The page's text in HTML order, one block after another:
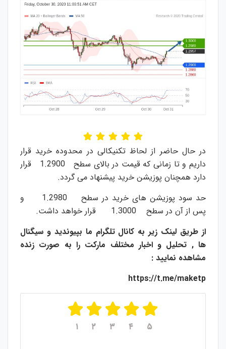
در حال حاضر از لحاظ تکنیکالی در محدوده خرید قرار
داریم و تا زمانی که قیمت در بالای سطح 1.2900 قرار
دارد همچنان پوزیشن خرید پیشنهاد می گردد.
حد سود پوزیشن های خرید در سطح 1.2980 و
پس از آن در سطح 1.3000 قرار خواهد داشت.
از طریق لینک زیر به کانال تلگرام ما بپیوندید و سیگنال
ها , تحلیل و اخبار مختلف مارکت را به صورت زنده
مشاهده نمایید :
https://t.me/maketp
۱ ۲ ۳ ۴ ۵